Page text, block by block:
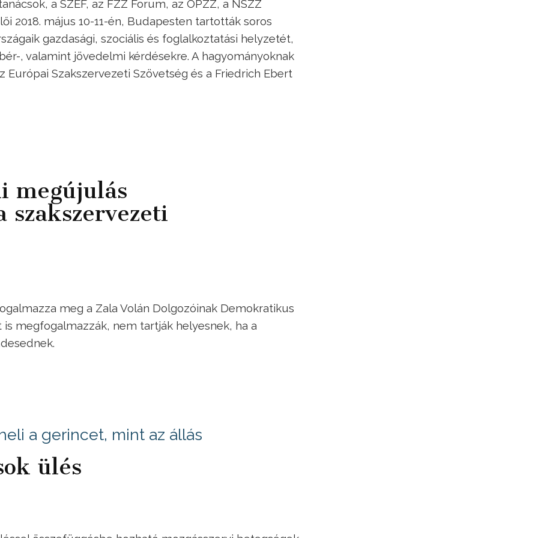
a SZEF, az FZZ Forum, az OPZZ, a NSZZ
2018. május 10-11-én, Budapesten tartották soros
gazdasági, szociális és foglalkoztatási helyzetét,
, valamint jövedelmi kérdésekre. A hagyományoknak
Szakszervezeti Szövetség és a Friedrich Ebert
megújulás
meg a Zala Volán Dolgozóinak Demokratikus
is megfogalmazzák, nem tartják helyesnek, ha a
a gerincet, mint az állás
ülés